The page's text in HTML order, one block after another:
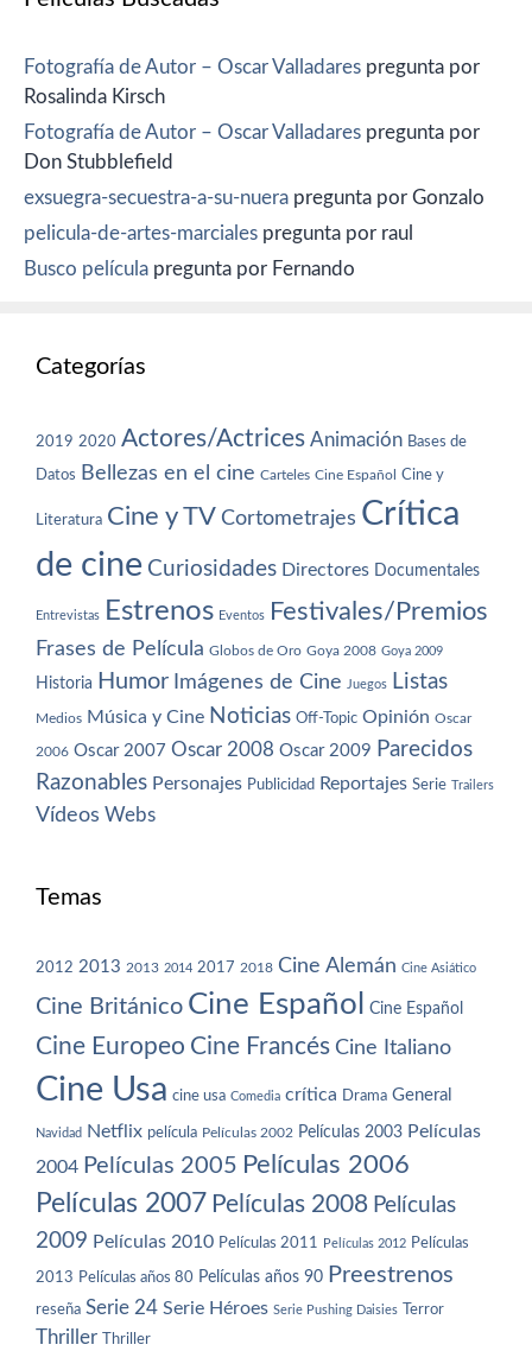
Fotografía de Autor – Oscar Valladares pregunta por
Rosalinda Kirsch
Fotografía de Autor – Oscar Valladares pregunta por
Don Stubblefield
exsuegra-secuestra-a-su-nuera pregunta por Gonzalo
pelicula-de-artes-marciales pregunta por raul
Busco película pregunta por Fernando
Categorías
2019 2020 Actores/Actrices Animación Bases de
Datos Bellezas en el cine Carteles Cine Español Cine y
Literatura Cine y TV Cortometrajes Crítica
de cine Curiosidades Directores Documentales
Entrevistas Estrenos Eventos Festivales/Premios
Frases de Película Globos de Oro Goya 2008 Goya 2009
Historia Humor Imágenes de Cine Juegos Listas
Medios Música y Cine Noticias Off-Topic Opinión Oscar
2006 Oscar 2007 Oscar 2008 Oscar 2009 Parecidos
Razonables Personajes Publicidad Reportajes Serie Trailers
Vídeos Webs
Temas
2012 2013 2013 2014 2017 2018 Cine Alemán Cine Asiático
Cine Británico Cine Español Cine Español
Cine Europeo Cine Francés Cine Italiano
Cine Usa cine usa Comedia crítica Drama General
Navidad Netflix película Películas 2002 Películas 2003 Películas
2004 Películas 2005 Películas 2006
Películas 2007 Películas 2008 Películas
2009 Películas 2010 Películas 2011 Películas 2012 Películas
2013 Películas años 80 Películas años 90 Preestrenos
reseña Serie 24 Serie Héroes Serie Pushing Daisies Terror
Thriller Thriller